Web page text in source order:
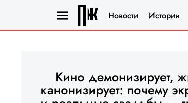
Новости Истории